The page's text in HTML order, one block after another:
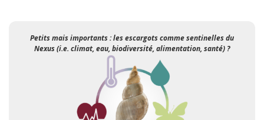
Petits mais importants : les escargots comme sentinelles du
Nexus (i.e. climat, eau, biodiversité, alimentation, santé) ?